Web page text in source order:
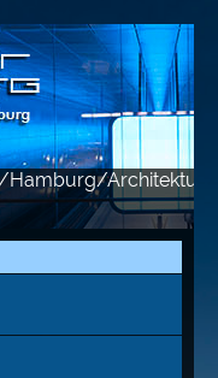
Architektur/